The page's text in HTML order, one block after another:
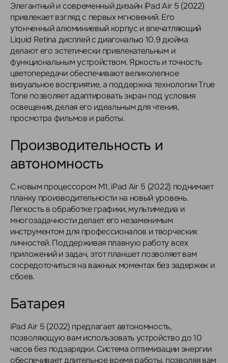
Элегантный и современный дизайн iPad Air 5 (2022)
привлекает взгляд с первых мгновений. Его
утонченный алюминиевый корпус и впечатляющий
Liquid Retina дисплей с диагональю 10.9 дюйма
делают его эстетически привлекательным и
функциональным устройством. Яркость и точность
цветопередачи обеспечивают великолепное
визуальное восприятие, а поддержка технологии True
Tone позволяет адаптировать экран под условия
освещения, делая его идеальным для чтения,
просмотра фильмов и работы.
Производительность и
автономность
С новым процессором M1, iPad Air 5 (2022) поднимает
планку производительности на новый уровень.
Легкость в обработке графики, мультимедиа и
многозадачности делает его незаменимым
инструментом для профессионалов и творческих
личностей. Поддерживая плавную работу всех
приложений и задач, этот планшет позволяет вам
сосредоточиться на важных моментах без задержек и
сбоев.
Батарея
iPad Air 5 (2022) предлагает автономность,
позволяющую вам использовать устройство до 10
часов без подзарядки. Система оптимизации энергии
обеспечивает длительное время работы, позволяя вам